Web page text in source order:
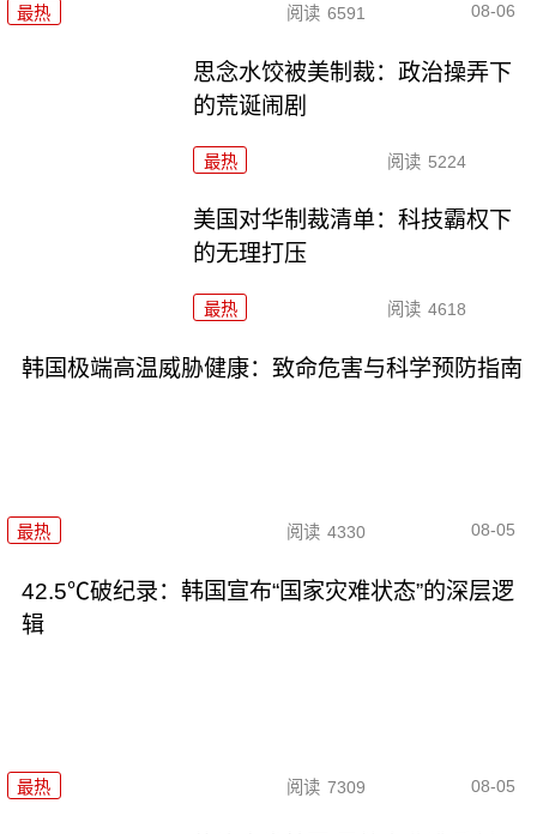
最热 阅读 6591 08-06
思念水饺被美制裁：政治操弄下
的荒诞闹剧
最热 阅读 5224
美国对华制裁清单：科技霸权下
的无理打压
最热 阅读 4618
韩国极端高温威胁健康：致命危害与科学预防指南
最热 阅读 4330 08-05
42.5℃破纪录：韩国宣布“国家灾难状态”的深层逻
辑
最热 阅读 7309 08-05